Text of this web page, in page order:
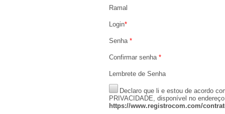
Ramal
Login*
Senha *
Confirmar senha *
Lembrete de Senha
Declaro que li e estou de acordo
PRIVACIDADE, disponível no
https://www.registrocom.com/